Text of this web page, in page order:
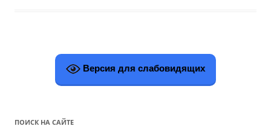
Версия для слабовидящих
ПОИСК НА САЙТЕ